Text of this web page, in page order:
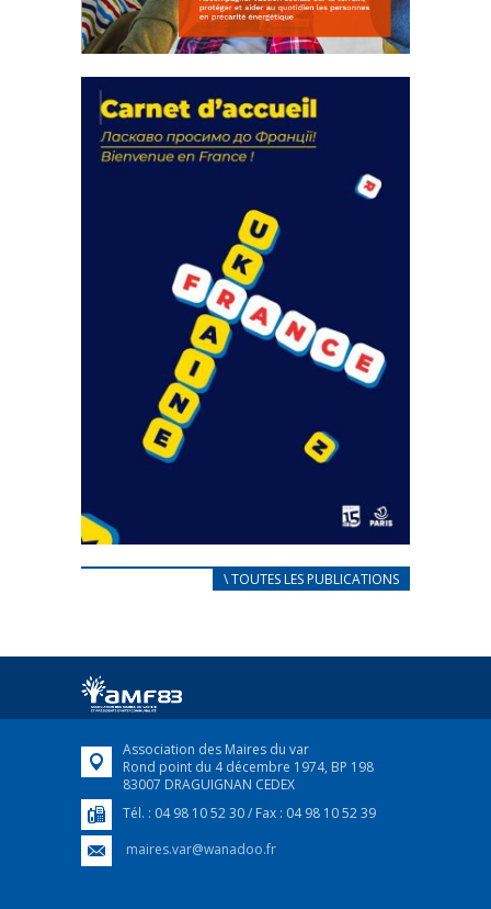
actions
18 septembre 2023
105336 Total 0 Votes 0 0 Aidez-nous à
CARNET D’ACCUEIL
Afin d’accompagner au mieux les réfugiés
FEUILLETER
\ TOUTES LES PUBLICATIONS
Association des Maires du var
Rond point du 4 décembre 1974, BP 198
83007 DRAGUIGNAN CEDEX
Tél. : 04 98 10 52 30 / Fax : 04 98 10 52 39
maires.var@wanadoo.fr